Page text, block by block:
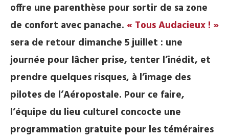
offre une parenthèse pour sortir de sa zone
de confort avec panache. « Tous Audacieux ! »
sera de retour dimanche 5 juillet : une
journée pour lâcher prise, tenter l’inédit, et
prendre quelques risques, à l’image des
pilotes de l’Aéropostale. Pour ce faire,
l’équipe du lieu culturel concocte une
programmation gratuite pour les téméraires